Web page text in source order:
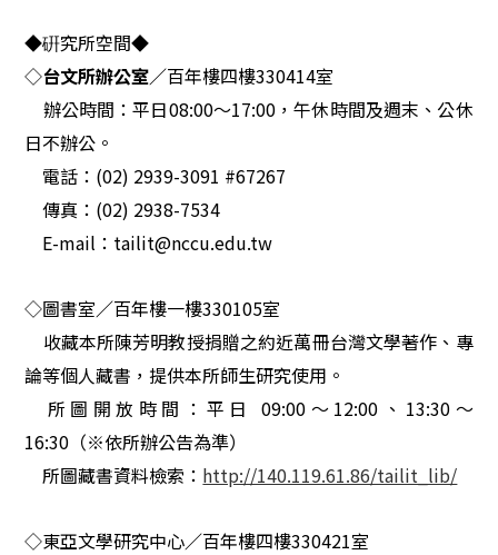
◆硏究所空間◆
◇台文所辦公室／百年樓四樓330414室
辦公時間：平日08:00～17:00，午休時間及週末、公休
日不辦公。
電話：(02) 2939-3091 #67267
傳真：(02) 2938-7534
E-mail：tailit@nccu.edu.tw
◇圖書室／百年樓一樓330105室
收藏本所陳芳明教授捐贈之約近萬冊台灣文學著作、專
論等個人藏書，提供本所師生研究使用。
所圖 開放時間 ：平日09:00 ～12:00、13:30～
16:30（※依所辦公告為準）
所圖藏書資料檢索 ： http://140.119.61.86/tailit_lib/
◇東亞文學研究中心／百年樓四樓330421室